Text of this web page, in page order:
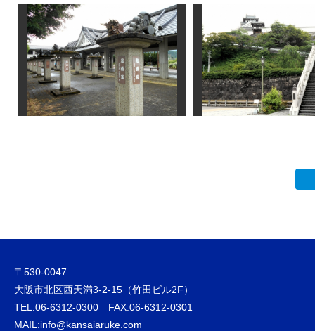
〒530-0047
大阪市北区西天満3-2-15（竹田ビル2F）
TEL.06-6312-0300 FAX.06-6312-0301
MAIL:info@kansaiaruke.com